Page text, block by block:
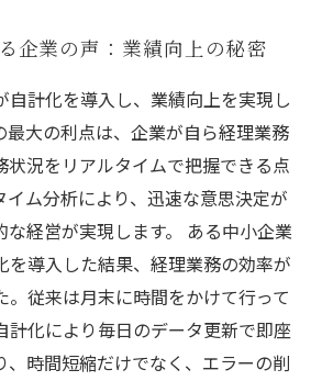
企業の声：業績向上の秘密
自計化を導入し、業績向上を実現し
最大の利点は、企業が自ら経理業務
状況をリアルタイムで把握できる点
イム分析により、迅速な意思決定が
な経営が実現します。 ある中小企業
を導入した結果、経理業務の効率が
。従来は月末に時間をかけて行って
計化により毎日のデータ更新で即座
、時間短縮だけでなく、エラーの削